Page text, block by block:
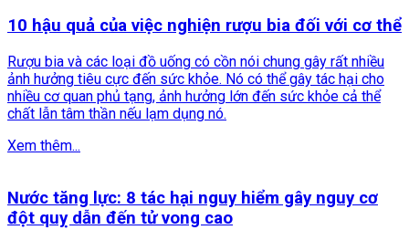
10 hậu quả của việc nghiện rượu bia đối với cơ thể
Rượu bia và các loại đồ uống có cồn nói chung gây rất nhiều
ảnh hưởng tiêu cực đến sức khỏe. Nó có thể gây tác hại cho
nhiều cơ quan phủ tạng, ảnh hưởng lớn đến sức khỏe cả thể
chất lẫn tâm thần nếu lạm dụng nó.
Xem thêm...
Nước tăng lực: 8 tác hại nguy hiểm gây nguy cơ
đột quỵ dẫn đến tử vong cao